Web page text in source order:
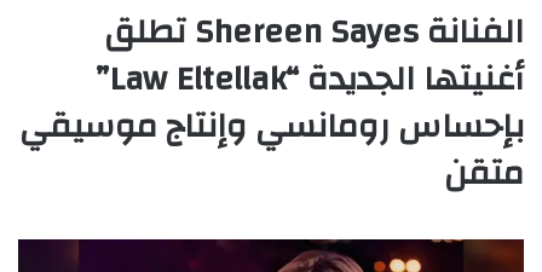
الفنانة Shereen Sayes تطلق
أغنيتها الجديدة “Law Eltellak”
بإحساس رومانسي وإنتاج موسيقي
متقن